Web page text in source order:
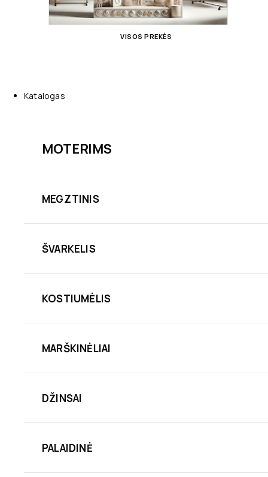
VISOS PREKĖS
Katalogas
MOTERIMS
MEGZTINIS
ŠVARKELIS
KOSTIUMĖLIS
MARŠKINĖLIAI
DŽINSAI
PALAIDINĖ